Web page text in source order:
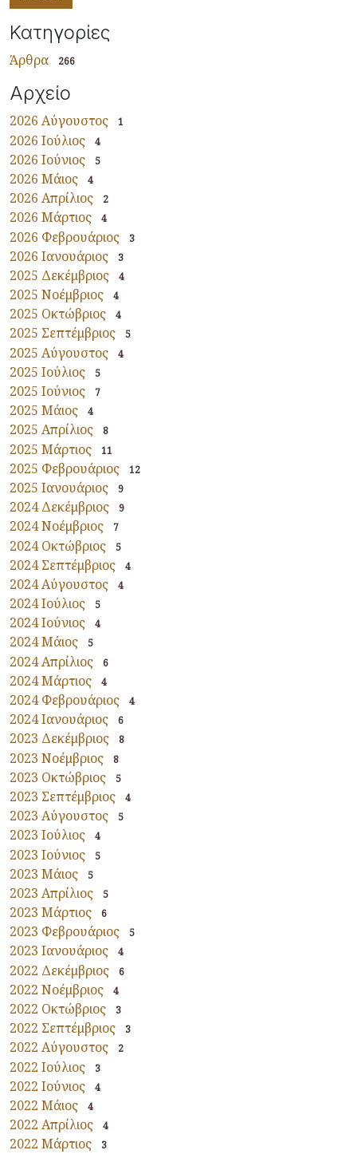
Κατηγορίες
Άρθρα 266
Αρχείο
2026 Αύγουστος 1
2026 Ιούλιος 4
2026 Ιούνιος 5
2026 Μάιος 4
2026 Απρίλιος 2
2026 Μάρτιος 4
2026 Φεβρουάριος 3
2026 Ιανουάριος 3
2025 Δεκέμβριος 4
2025 Νοέμβριος 4
2025 Οκτώβριος 4
2025 Σεπτέμβριος 5
2025 Αύγουστος 4
2025 Ιούλιος 5
2025 Ιούνιος 7
2025 Μάιος 4
2025 Απρίλιος 8
2025 Μάρτιος 11
2025 Φεβρουάριος 12
2025 Ιανουάριος 9
2024 Δεκέμβριος 9
2024 Νοέμβριος 7
2024 Οκτώβριος 5
2024 Σεπτέμβριος 4
2024 Αύγουστος 4
2024 Ιούλιος 5
2024 Ιούνιος 4
2024 Μάιος 5
2024 Απρίλιος 6
2024 Μάρτιος 4
2024 Φεβρουάριος 4
2024 Ιανουάριος 6
2023 Δεκέμβριος 8
2023 Νοέμβριος 8
2023 Οκτώβριος 5
2023 Σεπτέμβριος 4
2023 Αύγουστος 5
2023 Ιούλιος 4
2023 Ιούνιος 5
2023 Μάιος 5
2023 Απρίλιος 5
2023 Μάρτιος 6
2023 Φεβρουάριος 5
2023 Ιανουάριος 4
2022 Δεκέμβριος 6
2022 Νοέμβριος 4
2022 Οκτώβριος 3
2022 Σεπτέμβριος 3
2022 Αύγουστος 2
2022 Ιούλιος 3
2022 Ιούνιος 4
2022 Μάιος 4
2022 Απρίλιος 4
2022 Μάρτιος 3